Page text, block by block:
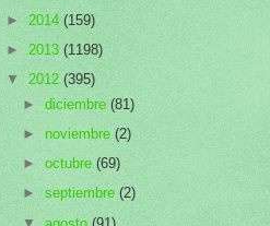
► 2014 (159)
► 2013 (1198)
▼ 2012 (395)
►diciembre(81)
►noviembre(2)
►octubre(69)
►septiembre(2)